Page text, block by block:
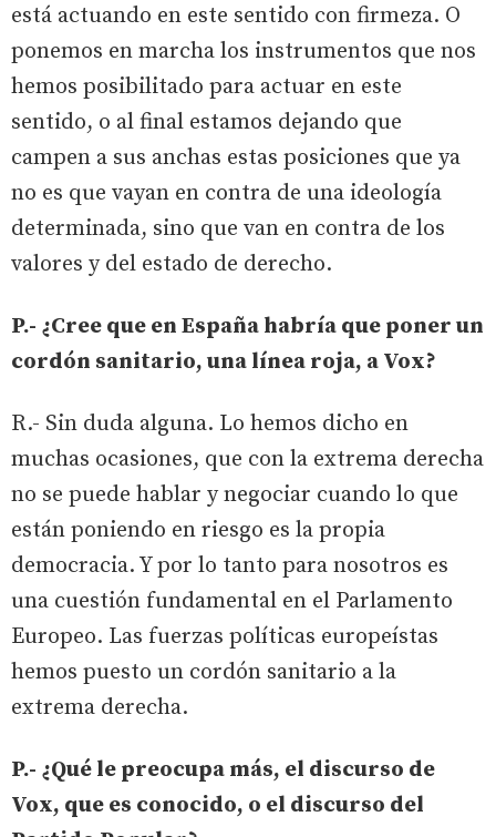
está actuando en este sentido con firmeza. O
ponemos en marcha los instrumentos que nos
hemos posibilitado para actuar en este
sentido, o al final estamos dejando que
campen a sus anchas estas posiciones que ya
no es que vayan en contra de una ideología
determinada, sino que van en contra de los
valores y del estado de derecho.
P.- ¿Cree que en España habría que poner un
cordón sanitario, una línea roja, a Vox?
R.- Sin duda alguna. Lo hemos dicho en
muchas ocasiones, que con la extrema derecha
no se puede hablar y negociar cuando lo que
están poniendo en riesgo es la propia
democracia. Y por lo tanto para nosotros es
una cuestión fundamental en el Parlamento
Europeo. Las fuerzas políticas europeístas
hemos puesto un cordón sanitario a la
extrema derecha.
P.- ¿Qué le preocupa más, el discurso de
Vox, que es conocido, o el discurso del